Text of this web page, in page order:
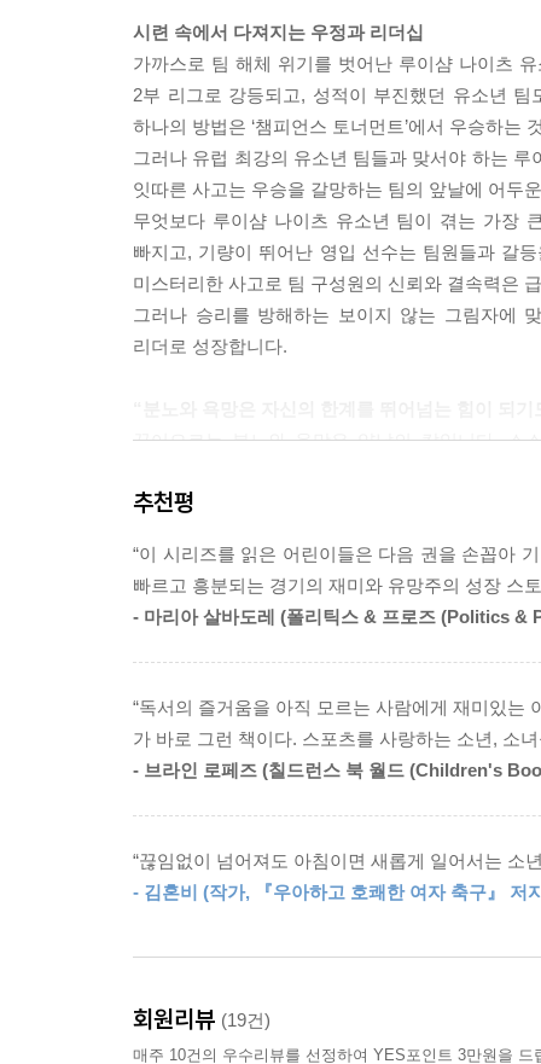
시련 속에서 다져지는 우정과 리더십
가까스로 팀 해체 위기를 벗어난 루이샴 나이츠
2부 리그로 강등되고, 성적이 부진했던 유소년
하나의 방법은 ‘챔피언스 토너먼트’에서 우승하는
그러나 유럽 최강의 유소년 팀들과 맞서야 하는
잇따른 사고는 우승을 갈망하는 팀의 앞날에 어두
무엇보다 루이샴 나이츠 유소년 팀이 겪는 가장
빠지고, 기량이 뛰어난 영입 선수는 팀원들과 갈
미스터리한 사고로 팀 구성원의 신뢰와 결속력은
그러나 승리를 방해하는 보이지 않는 그림자에
리더로 성장합니다.
끓어오르는 분노와 욕망은 양날의 칼입니다. 스
무한 경쟁의 경기장에서, 좌절과 절망의 순간마
간결한 문장으로 속도감 있는 T. Z. 레이튼의 글은
손에 잡힐 듯 묘사되는 박진감 넘치는 경기 장면
사람들이 예기치 못한 웃음을 터트리게 합니다,
위크 주니어 매거진이 뽑은 ‘어린이· 청소년이 좋
『아카데미』 시리즈는 뉴욕타임스 베스트셀러
또한 2023-2024 한국 국제학교 사서 단체에서 선
주니어 라이브러리 길드 등의 추천 도서, 위크 주니
추천평
“이 시리즈를 읽은 어린이들은 다음 권을 손꼽아
빠르고 흥분되는 경기의 재미와 유망주의 성장 스
- 마리아 살바도레 (폴리틱스 & 프로즈 (Politics &
“독서의 즐거움을 아직 모르는 사람에게 재미있는
가 바로 그런 책이다. 스포츠를 사랑하는 소년, 소
- 브라인 로페즈 (칠드런스 북 월드 (Children's
“끊임없이 넘어져도 아침이면 새롭게 일어서는 소
- 김혼비 (작가, 『우아하고 호쾌한 여자 축구』 저
회원리뷰 (19건)
매주 10건의 우수리뷰를 선정하여 YES포인트 3만원을 드